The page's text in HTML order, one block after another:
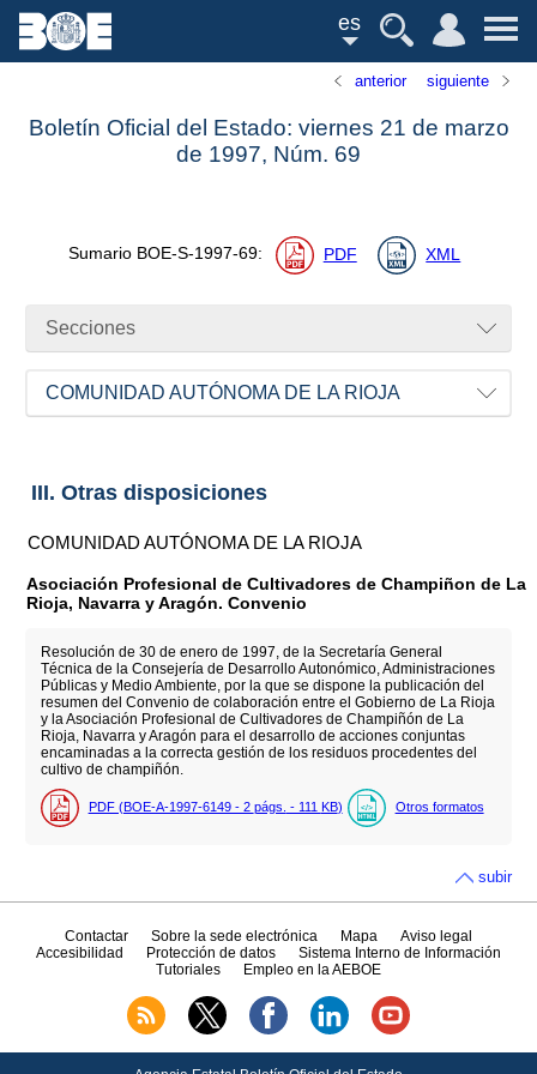
es
anterior siguiente
Boletín Oficial del Estado: viernes 21 de marzo
de 1997, Núm. 69
Sumario BOE-S-1997-69: PDF XML
Secciones
COMUNIDAD AUTÓNOMA DE LA RIOJA
III. Otras disposiciones
COMUNIDAD AUTÓNOMA DE LA RIOJA
Asociación Profesional de Cultivadores de Champiñon de La
Rioja, Navarra y Aragón. Convenio
Resolución de 30 de enero de 1997, de la Secretaría General
Técnica de la Consejería de Desarrollo Autonómico, Administraciones
Públicas y Medio Ambiente, por la que se dispone la publicación del
resumen del Convenio de colaboración entre el Gobierno de La Rioja
y la Asociación Profesional de Cultivadores de Champiñón de La
Rioja, Navarra y Aragón para el desarrollo de acciones conjuntas
encaminadas a la correcta gestión de los residuos procedentes del
cultivo de champiñón.
PDF (BOE-A-1997-6149 - 2 págs. - 111 KB) Otros formatos
subir
Contactar Sobre la sede electrónica Mapa
Aviso legal
Accesibilidad
Protección de datos
Sistema Interno de Información
Tutoriales
Empleo en la AEBOE